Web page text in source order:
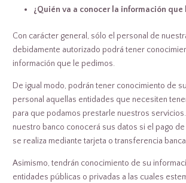
¿Quién va a conocer la información que
Con carácter general, sólo el personal de
debidamente autorizado podrá tener
información que le pedimos.
De igual modo, podrán tener conocimiento de
personal aquellas entidades que necesiten
para que podamos prestarle nuestros
nuestro banco conocerá sus datos si el pago
se realiza mediante tarjeta o transferencia
Asimismo, tendrán conocimiento de su
entidades públicas o privadas a las cuales